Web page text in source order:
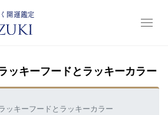
開運鑑定
キーフードとラッキーカラー
キーフードとラッキーカラー